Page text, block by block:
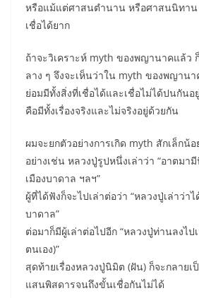
หรือแม้แต่ศาสนตำนาน หรือศาสนนิทาน
เชื่อได้ยาก
ถ้าจะวิเคราะห์ myth ของพญานาคแล้ว
ลาง ๆ จึงจะเห็นว่าใน myth ของพญาน
ย่อมมีทั้งสิ่งที่เชื่อได้และเชื่อไม่ได้ปนกันอยู่
คือมีทั้งเรื่องจริงและไม่จริงอยู่ด้วยกัน
ผมจะยกตัวอย่างการเกิด myth สักเล็กน้อ
อย่างเช่น หลวงปู่รูปหนึ่งเล่าว่า “อาตมา
เมืองบาดาล ฯลฯ”
ผู้ที่ได้ฟังก็จะไปเล่าต่อว่า “หลวงปู่เล่าว่า
บาดาล”
ต่อมาก็มีผู้เล่าต่อไปอีก “หลวงปู่ท่านลงไป
ตนเอง)”
สุดท้ายเรื่องหลวงปู่นิมิต (ฝัน) ก็จะกลาย
แสนพิสดารจนถึงขั้นเชื่อกันไม่ได้